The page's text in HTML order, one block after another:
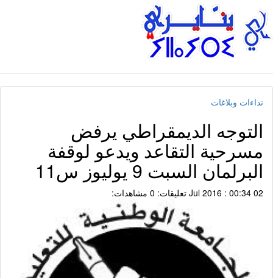
نداءات وبلاغات
التوجه الديمقراطي يرفض
مسرحية التقاعد ويدعو لوقفة
البرلمان السبت 9 يوليوز س11
02 Jul 2016 : 00:34 تعليقات: 0 مشاهدات: